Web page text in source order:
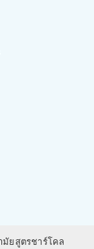
มัยสูตรชาร์โคล